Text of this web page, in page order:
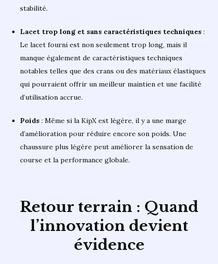
stabilité.
Lacet trop long et sans caractéristiques techniques :
Le lacet fourni est non seulement trop long, mais il
manque également de caractéristiques techniques
notables telles que des crans ou des matériaux élastiques
qui pourraient offrir un meilleur maintien et une facilité
d’utilisation accrue.
Poids : Même si la KipX est légère, il y a une marge
d’amélioration pour réduire encore son poids. Une
chaussure plus légère peut améliorer la sensation de
course et la performance globale.
Retour terrain : Quand
l’innovation devient
évidence